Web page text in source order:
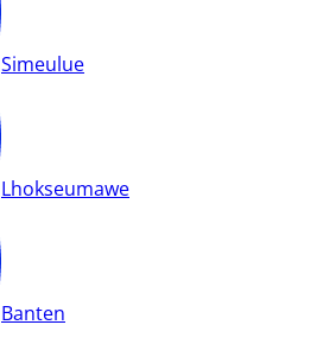
Simeulue
Lhokseumawe
Banten